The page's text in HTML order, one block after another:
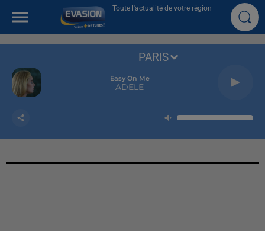
Toute l'actualité de votre région
Easy On Me
ADELE
PARIS